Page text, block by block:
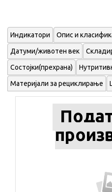
Индикатори Опис и
Датуми/животен век
Состојки(прехрана)
Материјали за рециклирање